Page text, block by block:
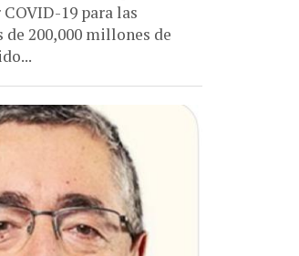
19 para las
de 200,000 millones de